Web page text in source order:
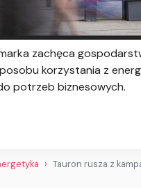
zachęca
korzystania z
potrzeb biznesowych.
Tauron rusza z